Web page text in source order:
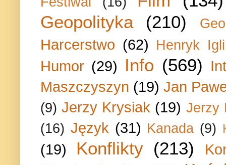
Geopolityka
(210)
Harcerstwo (62) Henryk
Humor (29) Info (569)
Maszczyszyn (19) Jan
(9) Jerzy Krysiak (19) Jerzy
(16) Język (31) Kanada (9)
(19) Konflikty (213)